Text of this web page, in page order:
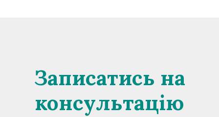
Записатись на
консультацію